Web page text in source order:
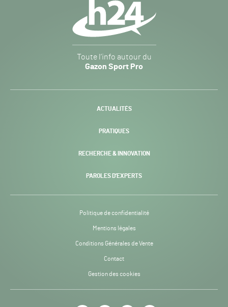
Sport
Pro
-
Toute l’info autour du
Gazon Sport Pro
ACTUALITÉS
PRATIQUES
RECHERCHE & INNOVATION
PAROLES D’EXPERTS
Politique de confidentialité
Mentions légales
Conditions Générales de Vente
Contact
Gestion des cookies